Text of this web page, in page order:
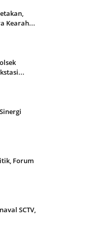
Kearah...
Forum
SCTV,